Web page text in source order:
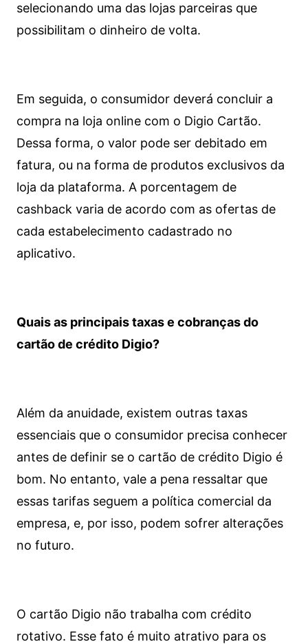
selecionando uma das lojas parceiras que
possibilitam o dinheiro de volta.
Em seguida, o consumidor deverá concluir a
compra na loja online com o Digio Cartão.
Dessa forma, o valor pode ser debitado em
fatura, ou na forma de produtos exclusivos da
loja da plataforma. A porcentagem de
cashback varia de acordo com as ofertas de
cada estabelecimento cadastrado no
aplicativo.
Quais as principais taxas e cobranças do
cartão de crédito Digio?
Além da anuidade, existem outras taxas
essenciais que o consumidor precisa conhecer
antes de definir se o cartão de crédito Digio é
bom. No entanto, vale a pena ressaltar que
essas tarifas seguem a política comercial da
empresa, e, por isso, podem sofrer alterações
no futuro.
O cartão Digio não trabalha com crédito
rotativo. Esse fato é muito atrativo para os